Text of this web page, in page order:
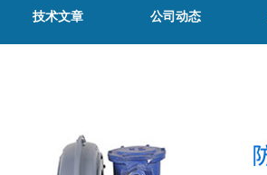
技术文章 公司动态